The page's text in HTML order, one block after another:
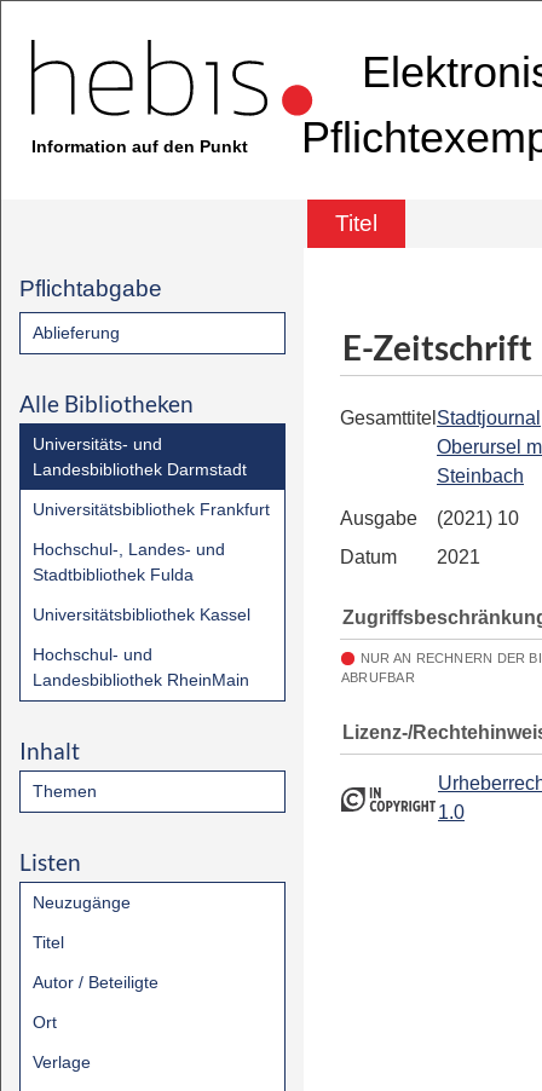
Information auf den Punkt
Titel
Pflichtabgabe
Ablieferung
Alle Bibliotheken
Universitäts- und
Landesbibliothek Darmstadt
Universitätsbibliothek Frankfurt
Hochschul-, Landes- und
Stadtbibliothek Fulda
Universitätsbibliothek Kassel
Hochschul- und
Landesbibliothek RheinMain
Inhalt
Themen
Listen
Neuzugänge
Titel
Autor / Beteiligte
Ort
Verlage
E-Zeitschrift
Gesamttitel Stadtjournal
Oberursel
Steinbach
Ausgabe
(2021) 10
Datum
2021
NUR AN RECHNERN DER
ABRUFBAR
Lizenz-/
1.0